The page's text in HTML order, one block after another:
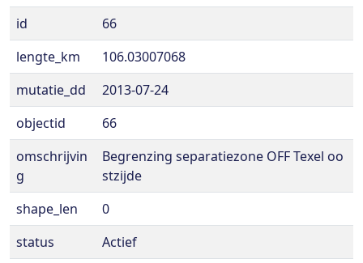
id
66
lengte_km
106.03007068
mutatie_dd
2013-07-24
objectid
66
omschrijvin
g
Begrenzing separatiezone OFF Texel oo
stzijde
shape_len
0
status
Actief